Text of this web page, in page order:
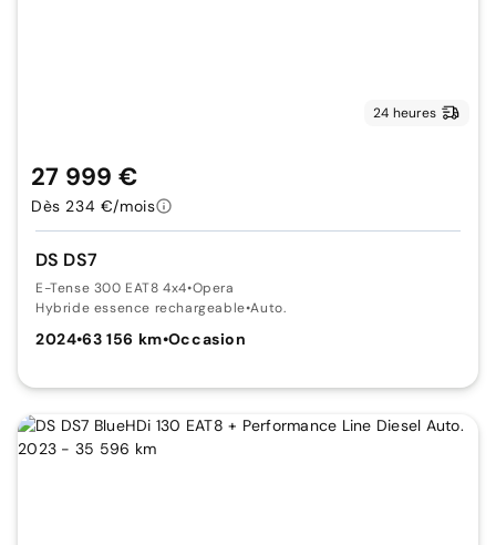
24 heures
DS DS7
E-Tense 300 EAT8 4x4•Opera
Hybride essence rechargeable•Auto.
2024•63 156 km•Occasion
27 999 €
Dès 234 €/mois